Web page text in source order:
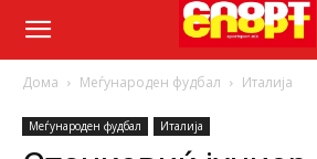
Дома Меѓународен фудбал Италија
Меѓународен фудбал Италија